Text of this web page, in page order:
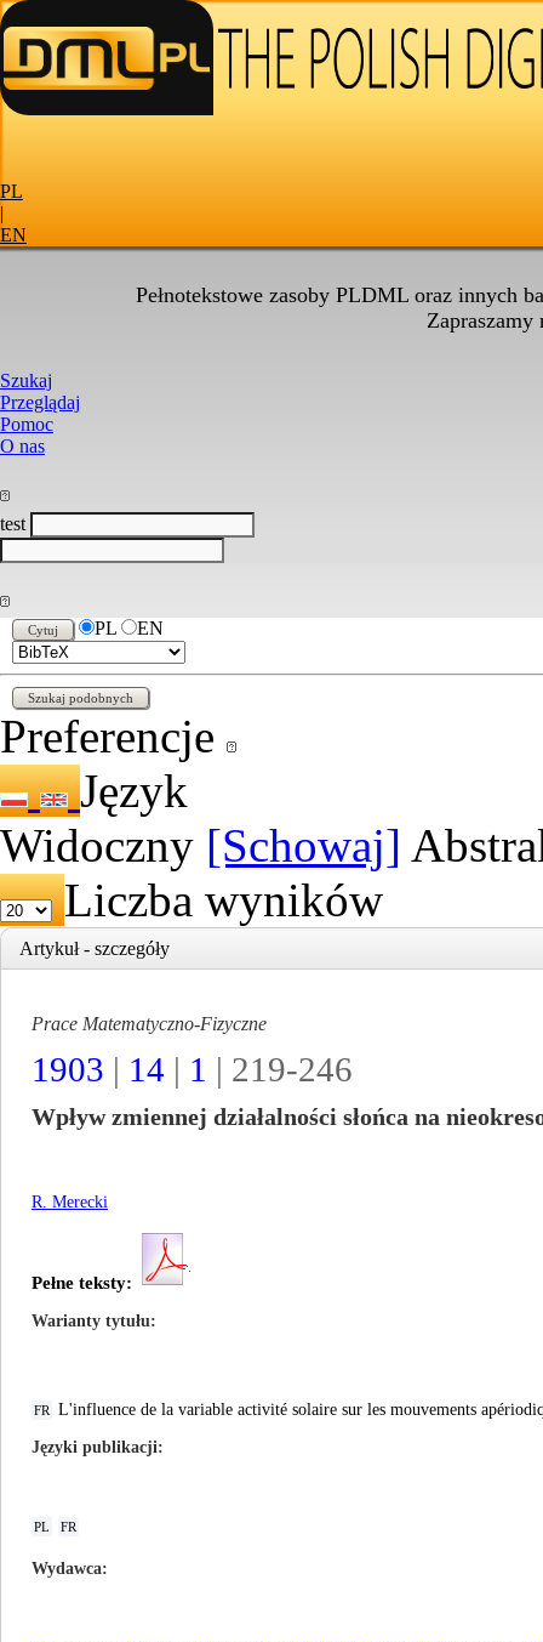
PL
|
EN
Pełnotekstowe zasoby PLDML oraz innych
Zapraszamy
Szukaj
Przeglądaj
Pomoc
O nas
test
PL EN
Preferencje
Język
Widoczny [Schowaj]
Liczba wyników
Artykuł - szczegóły
Prace Matematyczno-Fizyczne
1903 | 14 | 1 | 219-246
Wpływ zmiennej działalności słońca na
R. Merecki
Pełne teksty:
Warianty tytułu
FR L'influence de la variable activité solaire sur les mouvements
Języki publikacji
PL FR
Wydawca